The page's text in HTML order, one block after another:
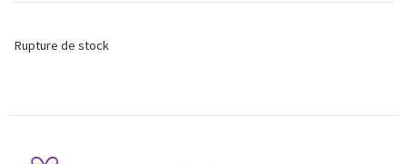
Rupture de stock